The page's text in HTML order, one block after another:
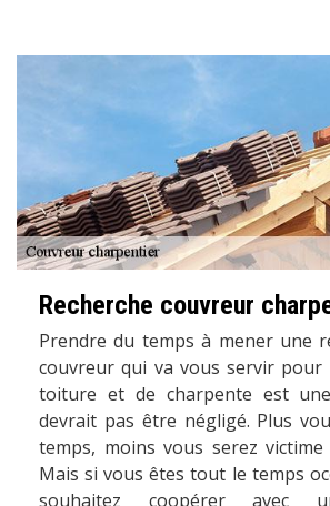
Recherche couvreur
Prendre du temps à mener une
couvreur qui va vous servir
toiture et de charpente est
devrait pas être négligé. Plus
temps, moins vous serez victime
Mais si vous êtes tout le temps
souhaitez coopérer avec